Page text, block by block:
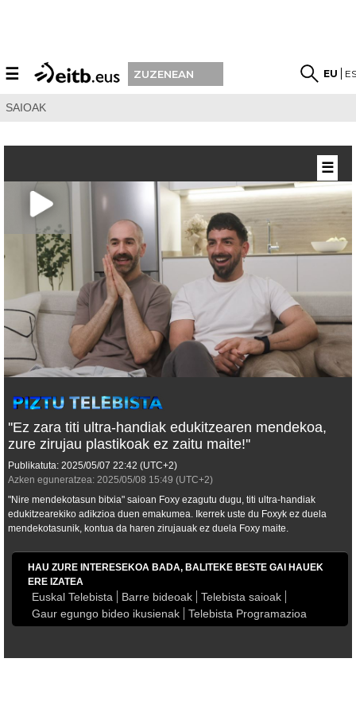
☰ ZUZENEAN EU
SAIOAK
''Ez zara titi ultra-handiak edukitzearen mendekoa,
zure zirujau plastikoak ez zaitu maite!''
Publikatuta: 2025/05/07 22:42 (UTC+2)
Azken eguneratzea: 2025/05/08 15:49 (UTC+2)
"Nire mendekotasun bitxia" saioan Foxy ezagutu dugu, titi ultra-handiak
edukitzearekiko adikzioa duen emakumea. Ikerrek uste du Foxyk ez duela
mendekotasunik, kontua da haren zirujauak ez duela Foxy maite.
HAU ZURE INTERESEKOA BADA, BALITEKE BESTE GAI HAUEK
ERE IZATEA
Euskal Telebista Barre bideoak
Telebista saioak
Gaur egungo bideo ikusienak
Telebista Programazioa
☰